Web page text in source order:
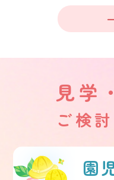
見学
ご検
園